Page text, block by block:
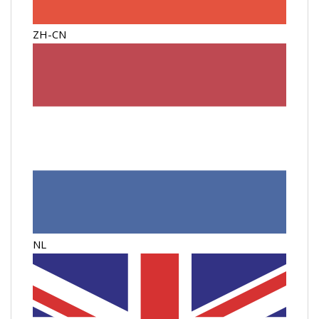
ZH-CN
NL